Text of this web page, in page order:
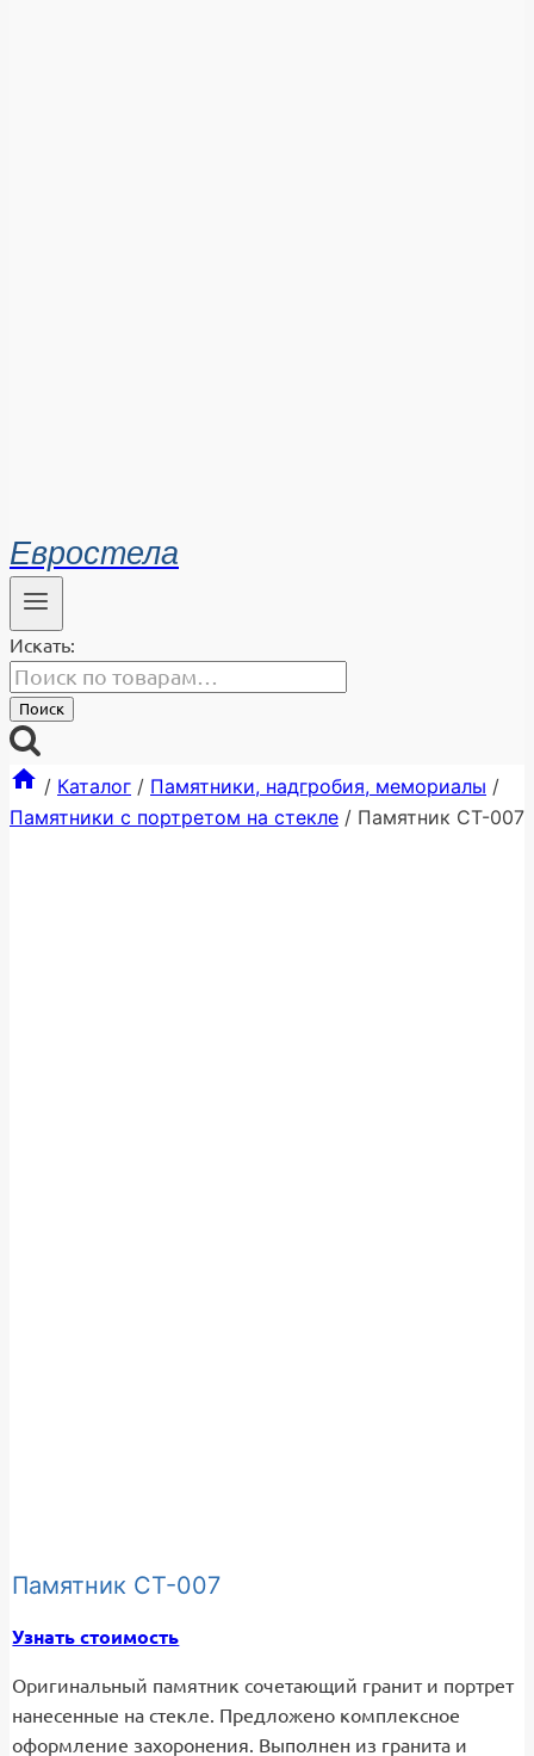
Евростела
Искать:
Поиск
/ Каталог / Памятники, надгробия, мемориалы /
Памятники с портретом на стекле / Памятник СТ-007
Памятник СТ-007
Узнать стоимость
Оригинальный памятник сочетающий гранит и портрет
нанесенные на стекле. Предложено комплексное
оформление захоронения. Выполнен из гранита и